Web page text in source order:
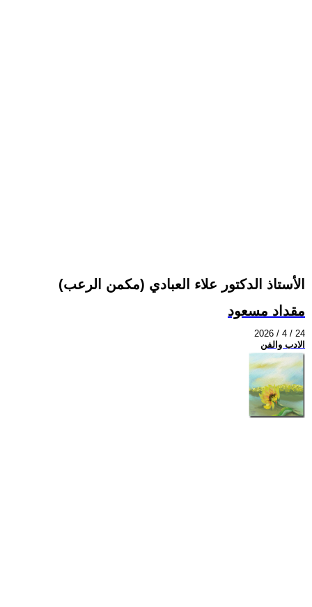
الأستاذ الدكتور علاء العبادي (مكمن الرعب)
مقداد مسعود
2026 / 4 / 24
الادب والفن